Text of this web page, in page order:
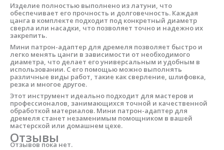
Изделие полностью выполнено из латуни, что
обеспечивает его прочность и долговечность. Каждая
цанга в комплекте подходит под конкретный диаметр
сверла или насадки, что позволяет точно и надежно их
закрепить.
Мини патрон-адаптер для дремеля позволяет быстро и
легко менять цанги в зависимости от необходимого
диаметра, что делает его универсальным и удобным в
использовании. С его помощью можно выполнять
различные виды работ, такие как сверление, шлифовка,
резка и многое другое.
Этот инструмент идеально подходит для мастеров и
профессионалов, занимающихся точной и качественной
обработкой материалов. Мини патрон-адаптер для
дремеля станет незаменимым помощником в вашей
мастерской или домашнем цехе.
Отзывы
Отзывов пока нет.